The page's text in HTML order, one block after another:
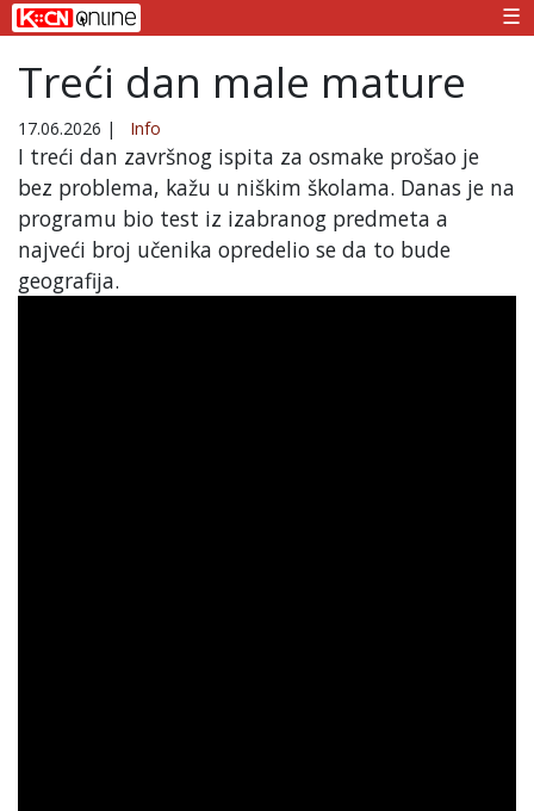
☰
Treći dan male mature
17.06.2026 | Info
I treći dan završnog ispita za osmake prošao je
bez problema, kažu u niškim školama. Danas je na
programu bio test iz izabranog predmeta a
najveći broj učenika opredelio se da to bude
geografija.